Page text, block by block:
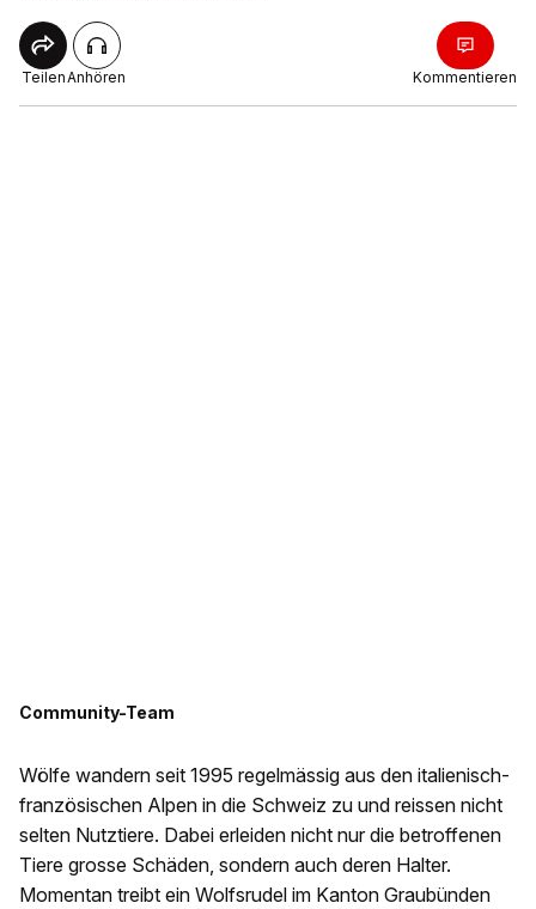
TeilenAnhören Kommentieren
Community-Team
Wölfe wandern seit 1995 regelmässig aus den italienisch-
französischen Alpen in die Schweiz zu und reissen nicht
selten Nutztiere. Dabei erleiden nicht nur die betroffenen
Tiere grosse Schäden, sondern auch deren Halter.
Momentan treibt ein Wolfsrudel im Kanton Graubünden